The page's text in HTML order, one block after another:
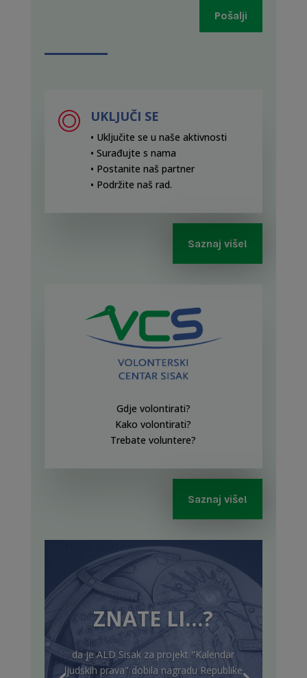
Pošalji
UKLJUČI SE
• Uključite se u naše aktivnosti
• Surađujte s nama
• Postanite naš partner
• Podržite naš rad.
Saznaj više!
Gdje volontirati?
Kako volontirati?
Trebate voluntere?
Saznaj više!
ZNATE LI…?
da je ALD Sisak za projekt "Kalendar
ljudskih prava" dobila nagradu Republike